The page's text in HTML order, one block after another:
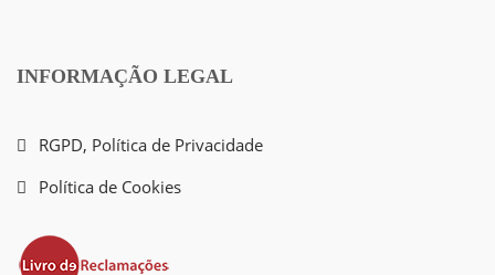
INFORMAÇÃO LEGAL
RGPD, Política de Privacidade
Política de Cookies